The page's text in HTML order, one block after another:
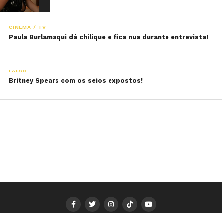
CINEMA / TV
Paula Burlamaqui dá chilique e fica nua durante entrevista!
FALSO
Britney Spears com os seios expostos!